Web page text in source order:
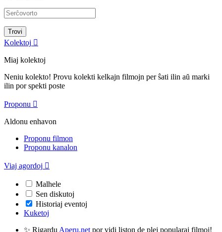
Kolektoj 
Miaj kolektoj
Neniu kolekto! Provu kolekti kelkajn filmojn per ŝati ilin aŭ marki
ilin por spekti poste
Proponu 
Aldonu enhavon
Proponu filmon
Proponu kanalon
Viaj agordoj 
Malhele
Sen diskutoj
Historiaj eventoj
Kuketoj
✨ Rigardu Aperu.net por vidi liston de plej popularaj filmoj!